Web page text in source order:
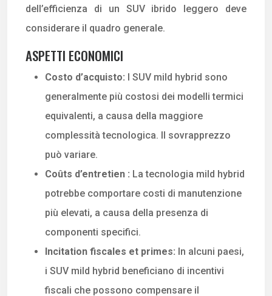
dell’efficienza di un SUV ibrido leggero deve
considerare il quadro generale.
ASPETTI ECONOMICI
Costo d’acquisto: I SUV mild hybrid sono
generalmente più costosi dei modelli termici
equivalenti, a causa della maggiore
complessità tecnologica. Il sovrapprezzo
può variare.
Coûts d’entretien : La tecnologia mild hybrid
potrebbe comportare costi di manutenzione
più elevati, a causa della presenza di
componenti specifici.
Incitation fiscales et primes: In alcuni paesi,
i SUV mild hybrid beneficiano di incentivi
fiscali che possono compensare il